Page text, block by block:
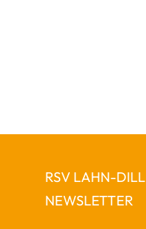
RSV LAHN-DILL
NEWSLETTER